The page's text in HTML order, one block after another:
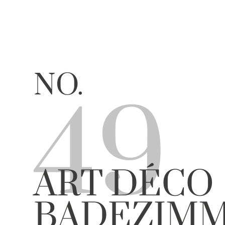
NO.
49
ART DÉCO